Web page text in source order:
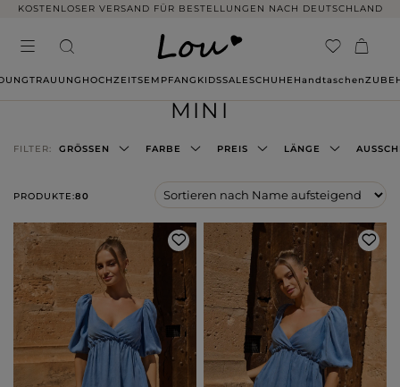
14 TAGE RÜCKGABE OHNE ANGABE VON GRÜNDEN
TRAUUNG HOCHZEITSEMPFANG KIDSSALESCHUHE Handtaschen
MINI
PRODUKTE:80
FILTER: GRÖSSEN FARBE PREIS LÄNGE